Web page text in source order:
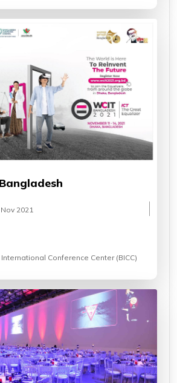
2021
Conference Center (BICC)